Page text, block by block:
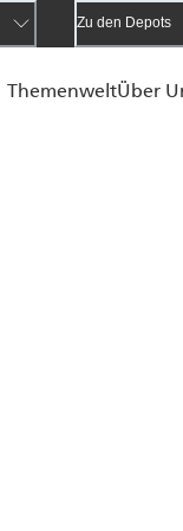
Zu den Depots
ThemenweltÜber